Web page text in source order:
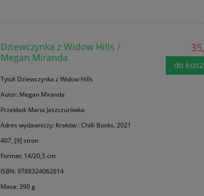
Dziewczynka z Widow Hills /
Megan Miranda
Tytuł: Dziewczynka z Widow Hills
Autor: Megan Miranda
Przekład: Maria Jaszczurówka
Adres wydawniczy: Kraków : Chilli Books, 2021
407, [9] stron
Format: 14/20,5 cm
ISBN: 9788324062614
Masa: 390 g
do